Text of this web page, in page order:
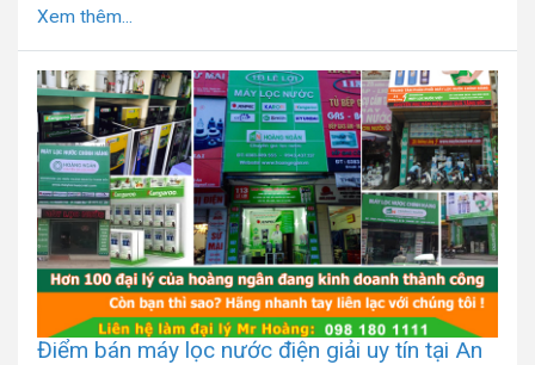
Xem thêm...
Điểm bán máy lọc nước điện giải uy tín tại An